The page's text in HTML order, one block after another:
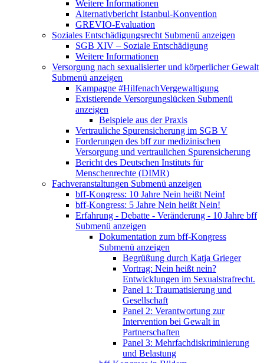
Weitere Informationen
Alternativbericht Istanbul-Konvention
GREVIO-Evaluation
Soziales Entschädigungsrecht Submenü anzeigen
SGB XIV – Soziale Entschädigung
Weitere Informationen
Versorgung nach sexualisierter und körperlicher Gewalt
Submenü anzeigen
Kampagne #HilfenachVergewaltigung
Existierende Versorgungslücken Submenü
anzeigen
Beispiele aus der Praxis
Vertrauliche Spurensicherung im SGB V
Forderungen des bff zur medizinischen
Versorgung und vertraulichen Spurensicherung
Bericht des Deutschen Instituts für
Menschenrechte (DIMR)
Fachveranstaltungen Submenü anzeigen
bff-Kongress: 10 Jahre Nein heißt Nein!
bff-Kongress: 5 Jahre Nein heißt Nein!
Erfahrung - Debatte - Veränderung - 10 Jahre bff
Submenü anzeigen
Dokumentation zum bff-Kongress
Submenü anzeigen
Begrüßung durch Katja Grieger
Vortrag: Nein heißt nein?
Entwicklungen im Sexualstrafrecht.
Panel 1: Traumatisierung und
Gesellschaft
Panel 2: Verantwortung zur
Intervention bei Gewalt in
Partnerschaften
Panel 3: Mehrfachdiskriminierung
und Belastung